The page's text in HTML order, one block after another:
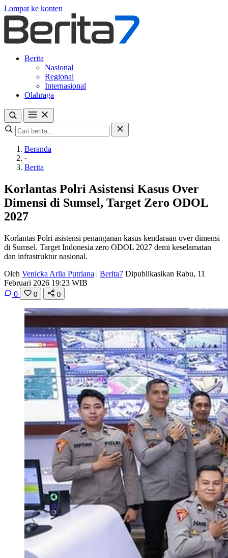
Lompat ke konten
Berita
Nasional
Regional
Internasional
Olahraga
Beranda
·
Berita
Korlantas Polri Asistensi Kasus Over
Dimensi di Sumsel, Target Zero ODOL
2027
Korlantas Polri asistensi penanganan kasus kendaraan over dimensi
di Sumsel. Target Indonesia zero ODOL 2027 demi keselamatan
dan infrastruktur nasional.
Oleh Venicka Arlia Putriana | Berita7 Dipublikasikan Rabu, 11
Februari 2026 19:23 WIB
0
0 0